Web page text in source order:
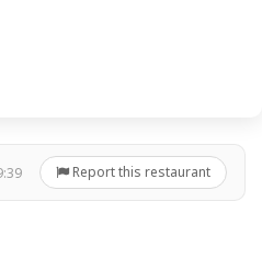
Report this restaurant